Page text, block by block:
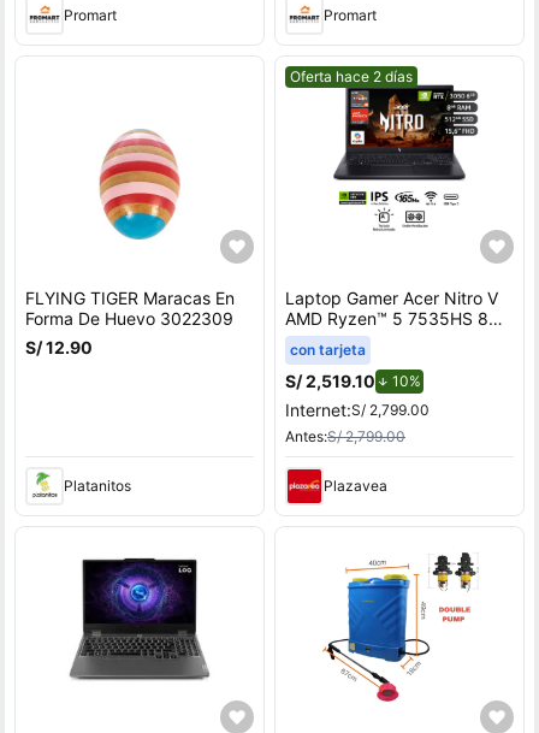
Promart Promart
FLYING TIGER Maracas En
Forma De Huevo 3022309
S/ 12.90
Platanitos
Mejor precio.
Oferta hace 2 días
Laptop Gamer Acer Nitro V
AMD Ryzen™ 5 7535HS 8GB
RAM 512GB SSD 15.6"" RTX
3050
con tarjeta
S/ 2,519.10 10%de descuento.
Internet:S/ 2,799.00
Antes:S/ 2,799.00
Plazavea